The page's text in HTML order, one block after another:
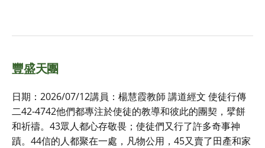
豐盛天團
日期：2026/07/12講員：楊慧霞教師 講道經文 使徒行傳
二42-4742他們都專注於使徒的教導和彼此的團契，擘餅
和祈禱。43眾人都心存敬畏；使徒們又行了許多奇事神
蹟。44信的人都聚在一處，凡物公用，45又賣了田產和家